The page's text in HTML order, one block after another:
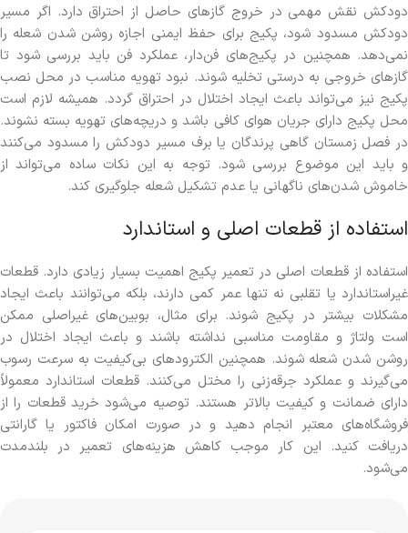
دودکش نقش مهمی در خروج گازهای حاصل از احتراق دارد. اگر مسیر
دودکش مسدود شود، پکیج برای حفظ ایمنی اجازه روشن شدن شعله را
نمی‌دهد. همچنین در پکیج‌های فن‌دار، عملکرد فن باید بررسی شود تا
گازهای خروجی به درستی تخلیه شوند. نبود تهویه مناسب در محل نصب
پکیج نیز می‌تواند باعث ایجاد اختلال در احتراق گردد. همیشه لازم است
محل پکیج دارای جریان هوای کافی باشد و دریچه‌های تهویه بسته نشوند.
در فصل زمستان گاهی پرندگان یا برف مسیر دودکش را مسدود می‌کنند
و باید این موضوع بررسی شود. توجه به این نکات ساده می‌تواند از
خاموش شدن‌های ناگهانی یا عدم تشکیل شعله جلوگیری کند.
استفاده از قطعات اصلی و استاندارد
استفاده از قطعات اصلی در تعمیر پکیج اهمیت بسیار زیادی دارد. قطعات
غیراستاندارد یا تقلبی نه تنها عمر کمی دارند، بلکه می‌توانند باعث ایجاد
مشکلات بیشتر در پکیج شوند. برای مثال، بوبین‌های غیراصلی ممکن
است ولتاژ و مقاومت مناسبی نداشته باشند و باعث ایجاد اختلال در
روشن شدن شعله شوند. همچنین الکترودهای بی‌کیفیت به سرعت رسوب
می‌گیرند و عملکرد جرقه‌زنی را مختل می‌کنند. قطعات استاندارد معمولاً
دارای ضمانت و کیفیت بالاتر هستند. توصیه می‌شود خرید قطعات را از
فروشگاه‌های معتبر انجام دهید و در صورت امکان فاکتور یا گارانتی
دریافت کنید. این کار موجب کاهش هزینه‌های تعمیر در بلندمدت
می‌شود.